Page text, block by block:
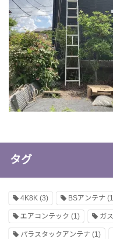
タグ
4K8K (3) BSアンテナ
エアコンテック (1) ガ
パラスタックアンテナ (1)